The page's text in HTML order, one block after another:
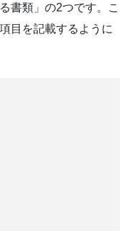
書類」の2つです。こ
目を記載するように